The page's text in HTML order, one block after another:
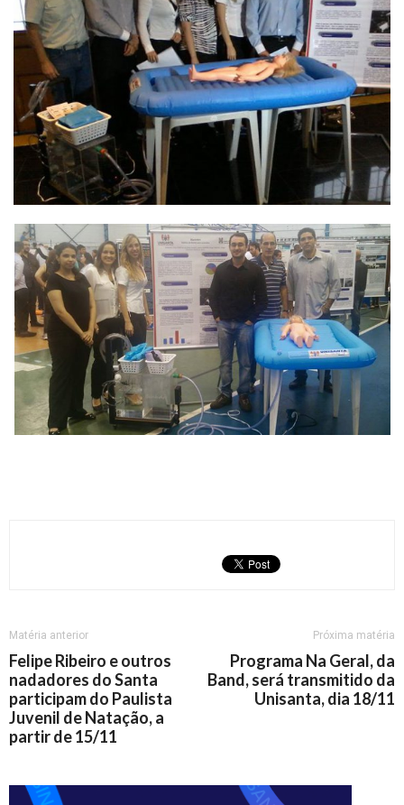
Matéria anterior
Felipe Ribeiro e outros
nadadores do Santa
participam do Paulista
Juvenil de Natação, a
partir de 15/11
Próxima matéria
Programa Na Geral, da
Band, será transmitido da
Unisanta, dia 18/11